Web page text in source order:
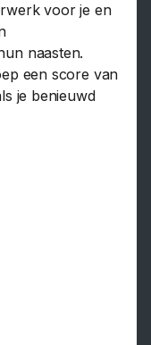
voor je en
naasten.
een score van
je benieuwd